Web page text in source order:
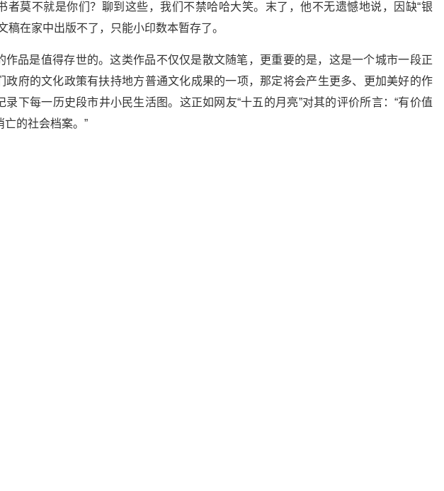
者莫不就是你们？聊到这些，我们不禁哈哈大笑。末了，他不无遗憾地说，因缺“银
稿在家中出版不了，只能小印数本暂存了。
作品是值得存世的。这类作品不仅仅是散文随笔，更重要的是，这是一个城市一段正
政府的文化政策有扶持地方普通文化成果的一项，那定将会产生更多、更加美好的作
录下每一历史段市井小民生活图。这正如网友“十五的月亮”对其的评价所言：“有价值
的社会档案。”